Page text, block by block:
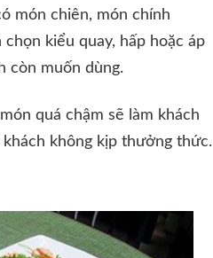
món chiên, món chính
kiểu quay, hấp hoặc áp
còn muốn dùng.
quá chậm sẽ làm khách
không kịp thưởng thức.